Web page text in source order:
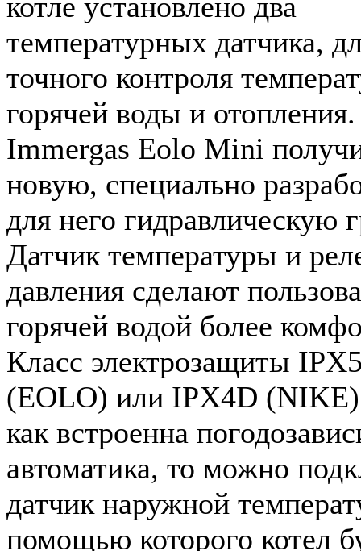
температурных датчика,
точного контроля
горячей воды и отопления.
Immergas Eolo Mini
новую, специально
для него гидравлическую
Датчик температуры и
давления сделают
горячей водой более
Класс электрозащиты
(EOLO) или IPX4D
как встроенна
автоматика, то можно
датчик наружной
помощью которого котел